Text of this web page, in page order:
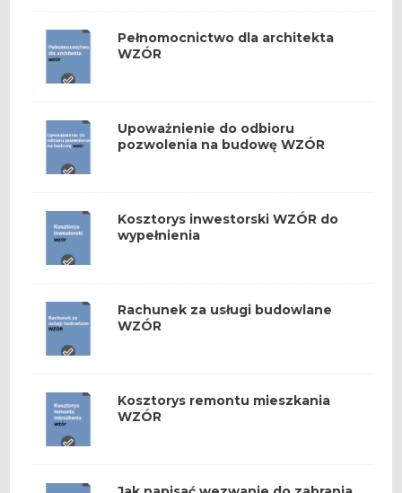
Pełnomocnictwo dla architekta
WZÓR
Upoważnienie do odbioru
pozwolenia na budowę WZÓR
Kosztorys inwestorski WZÓR do
wypełnienia
Rachunek za usługi budowlane
WZÓR
Kosztorys remontu mieszkania
WZÓR